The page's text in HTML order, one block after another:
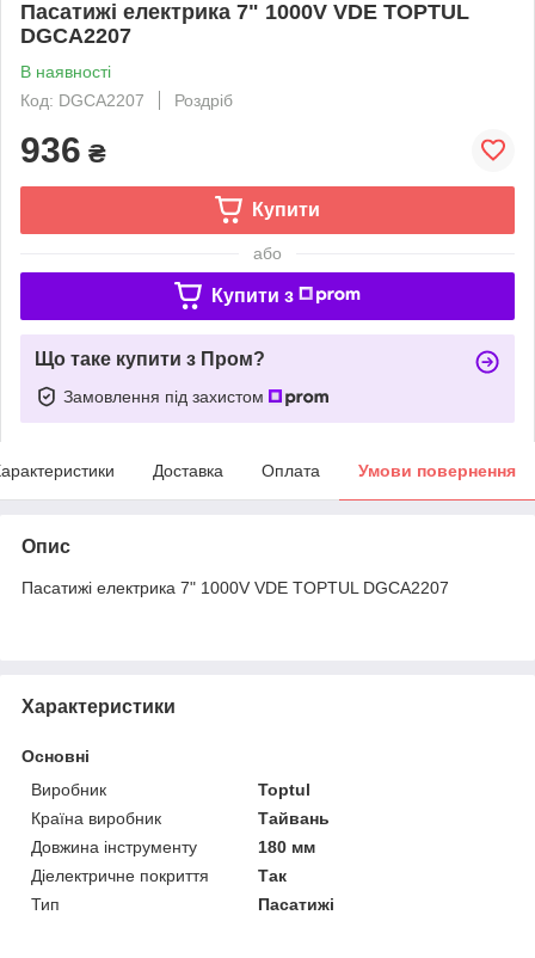
Пасатижі електрика 7" 1000V VDE TOPTUL
DGCA2207
В наявності
Код: DGCA2207
Роздріб
936 ₴
Купити
або
Купити з
Що таке купити з Пром?
Замовлення під захистом
Доставка Оплата Умови повернення
Опис
Пасатижі електрика 7" 1000V VDE TOPTUL DGCA2207
Характеристики
Основні
Виробник
Toptul
Країна виробник
Тайвань
Довжина інструменту
180 мм
Діелектричне покриття
Так
Тип
Пасатижі